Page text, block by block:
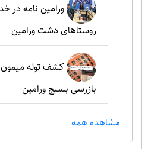
ورامین نامه در
روستاهای دشت ورامین
کشف توله
بازرسی بسیج ورامین
مشاهده همه